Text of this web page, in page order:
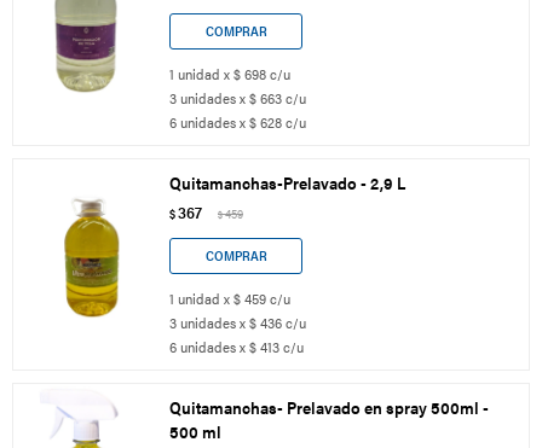
1 unidad x $ 698 c/u
3 unidades x $ 663 c/u
6 unidades x $ 628 c/u
Quitamanchas-Prelavado - 2,9 L
$367 $459
1 unidad x $ 459 c/u
3 unidades x $ 436 c/u
6 unidades x $ 413 c/u
Quitamanchas- Prelavado en spray 500ml -
500 ml